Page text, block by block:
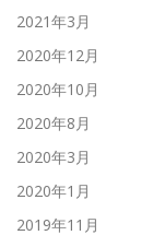
2021年3月
2020年12月
2020年10月
2020年8月
2020年3月
2020年1月
2019年11月